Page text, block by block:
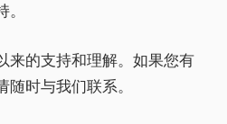
来的支持和理解。如果您有
时与我们联系。